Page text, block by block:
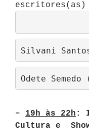
escritores(as)
Silvani
Odete
– 19h às 22h :
Cultura e